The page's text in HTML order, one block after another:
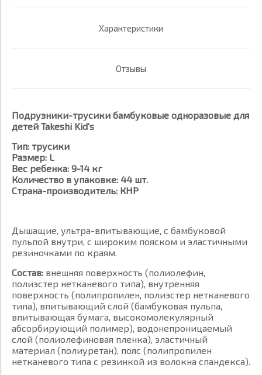
Характеристики
Отзывы
Подрузники-трусики бамбуковые одноразовые для
детей Takeshi Kid's
Тип: трусики
Размер: L
Вес ребенка: 9-14 кг
Количество в упаковке: 44 шт.
Страна-производитель: КНР
Дышащие, ультра-впитывающие, с бамбуковой
пульпой внутри, с широким пояском и эластичными
резиночками по краям.
Состав: внешняя поверхность (полиолефин,
полиэстер нетканевого типа), внутренняя
поверхность (полипропилен, полиэстер нетканевого
типа), впитывающий слой (бамбуковая пульпа,
впитывающая бумага, высокомолекулярный
абсорбирующий полимер), водонепроницаемый
слой (полиолефиновая пленка), эластичный
материал (полиуретан), пояс (полипропилен
нетканевого типа с резинкой из волокна спандекса).